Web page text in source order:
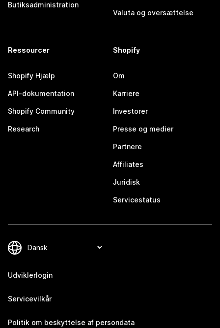
Butiksadministration
Valuta og oversættelse
Ressourcer
Shopify Hjælp
API-dokumentation
Shopify Community
Research
Shopify
Om
Karriere
Investorer
Presse og medier
Partnere
Affiliates
Juridisk
Servicestatus
Udviklerlogin
Servicevilkår
Politik om beskyttelse af persondata